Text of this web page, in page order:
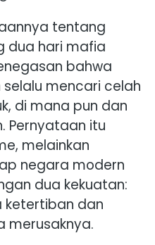
tentang
dua hari mafia
bahwa
mencari celah
di mana pun dan
Pernyataan itu
melainkan
negara modern
dua kekuatan:
ketertiban dan
merusaknya.